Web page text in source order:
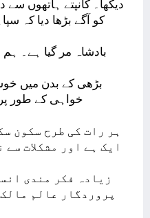
دیکھا۔ کانپتے ہاتھوں
کو آگے بڑھا دیا کہ
بادشاہ مر گیا ہے۔
بڑھی کے بدن میں
خواہی کے طور
ہر رات کی طرح سکون
ایک ہے اور مشکلات
زیادہ فکر مندی
پروردگار عالم